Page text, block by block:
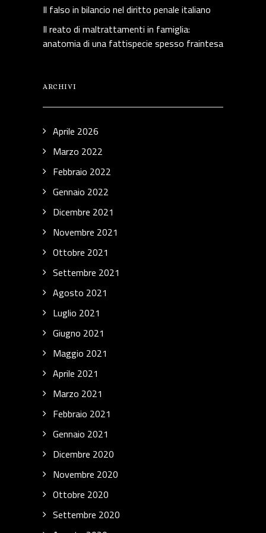
Il falso in bilancio nel diritto penale italiano
Il reato di maltrattamenti in famiglia:
anatomia di una fattispecie spesso fraintesa
ARCHIVI
Aprile 2026
Marzo 2022
Febbraio 2022
Gennaio 2022
Dicembre 2021
Novembre 2021
Ottobre 2021
Settembre 2021
Agosto 2021
Luglio 2021
Giugno 2021
Maggio 2021
Aprile 2021
Marzo 2021
Febbraio 2021
Gennaio 2021
Dicembre 2020
Novembre 2020
Ottobre 2020
Settembre 2020